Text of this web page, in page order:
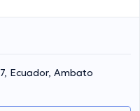
Ecuador, Ambato